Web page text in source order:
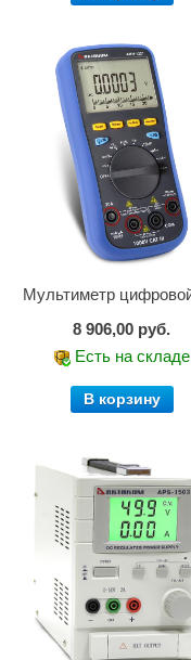
8 906,00 руб.
Есть на складе
В корзину